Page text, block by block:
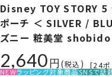
Disney TOY STORY 5
ポーチ ＜ SILVER /
ズニー 粧美堂 shobido
2,640 税込 [24
NEWラッピング対象商品SNSで話